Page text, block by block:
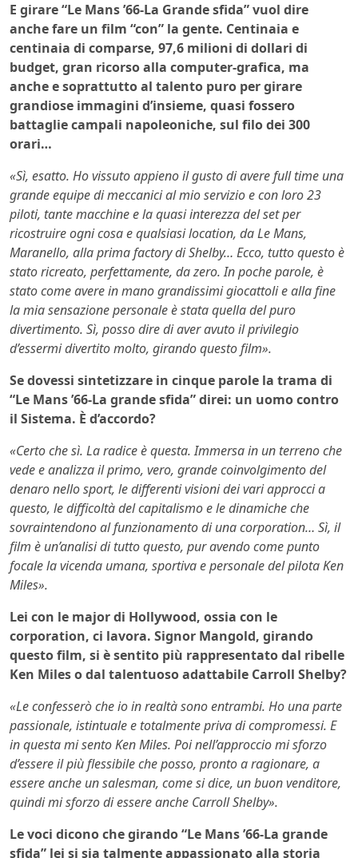
E girare “Le Mans ’66-La Grande sfida” vuol dire
anche fare un film “con” la gente. Centinaia e
centinaia di comparse, 97,6 milioni di dollari di
budget, gran ricorso alla computer-grafica, ma
anche e soprattutto al talento puro per girare
grandiose immagini d’insieme, quasi fossero
battaglie campali napoleoniche, sul filo dei 300
orari…
«Sì, esatto. Ho vissuto appieno il gusto di avere full time una
grande equipe di meccanici al mio servizio e con loro 23
piloti, tante macchine e la quasi interezza del set per
ricostruire ogni cosa e qualsiasi location, da Le Mans,
Maranello, alla prima factory di Shelby… Ecco, tutto questo è
stato ricreato, perfettamente, da zero. In poche parole, è
stato come avere in mano grandissimi giocattoli e alla fine
la mia sensazione personale è stata quella del puro
divertimento. Sì, posso dire di aver avuto il privilegio
d’essermi divertito molto, girando questo film».
Se dovessi sintetizzare in cinque parole la trama di
“Le Mans ’66-La grande sfida” direi: un uomo contro
il Sistema. È d’accordo?
«Certo che sì. La radice è questa. Immersa in un terreno che
vede e analizza il primo, vero, grande coinvolgimento del
denaro nello sport, le differenti visioni dei vari approcci a
questo, le difficoltà del capitalismo e le dinamiche che
sovraintendono al funzionamento di una corporation… Sì, il
film è un’analisi di tutto questo, pur avendo come punto
focale la vicenda umana, sportiva e personale del pilota Ken
Miles».
Lei con le major di Hollywood, ossia con le
corporation, ci lavora. Signor Mangold, girando
questo film, si è sentito più rappresentato dal ribelle
Ken Miles o dal talentuoso adattabile Carroll Shelby?
«Le confesserò che io in realtà sono entrambi. Ho una parte
passionale, istintuale e totalmente priva di compromessi. E
in questa mi sento Ken Miles. Poi nell’approccio mi sforzo
d’essere il più flessibile che posso, pronto a ragionare, a
essere anche un salesman, come si dice, un buon venditore,
quindi mi sforzo di essere anche Carroll Shelby».
Le voci dicono che girando “Le Mans ’66-La grande
sfida” lei si sia talmente appassionato alla storia